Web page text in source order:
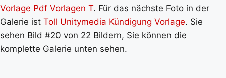
Vorlage Pdf Vorlagen T. Für das nächste Foto in der
Galerie ist Toll Unitymedia Kündigung Vorlage. Sie
sehen Bild #20 von 22 Bildern, Sie können die
komplette Galerie unten sehen.